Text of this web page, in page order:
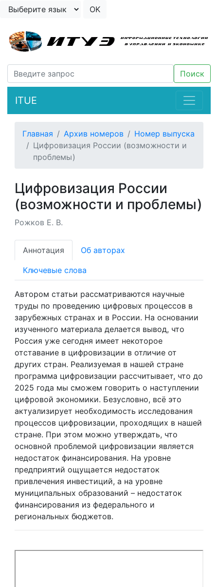
ITUE
Главная Архив номеров
Номер выпуска
Цифровизация России (возможности и
проблемы)
Цифровизация России
(возможности и проблемы)
Рожков Е. В.
Аннотация Об авторах
Ключевые слова
Автором статьи рассматриваются научные
труды по проведению цифровых процессов в
зарубежных странах и в России. На основании
изученного материала делается вывод, что
Россия уже сегодня имеет некоторое
отставание в цифровизации в отличие от
других стран. Реализуемая в нашей стране
программа цифровизации рассчитывает, что до
2025 года мы сможем говорить о наступлении
цифровой экономики. Безусловно, всё это
актуализирует необходимость исследования
процессов цифровизации, проходящих в нашей
стране. При этом можно утверждать, что
основной проблемой цифровизации является
недостаток финансирования. На уровне
предприятий ощущается недостаток
привлечения инвестиций, а на уровне
муниципальных образований – недостаток
финансирования из федерального и
региональных бюджетов.